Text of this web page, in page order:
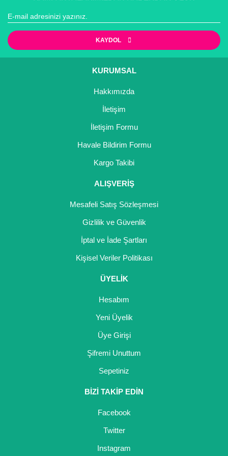
KAYDOL
KURUMSAL
Hakkımızda
İletişim
İletişim Formu
Havale Bildirim Formu
Kargo Takibi
ALIŞVERİŞ
Mesafeli Satış Sözleşmesi
Gizlilik ve Güvenlik
İptal ve İade Şartları
Kişisel Veriler Politikası
ÜYELİK
Hesabım
Yeni Üyelik
Üye Girişi
Şifremi Unuttum
Sepetiniz
BİZİ TAKİP EDİN
Facebook
Twitter
Instagram
Goji Berry Fidanı
Hünnap Fidanı